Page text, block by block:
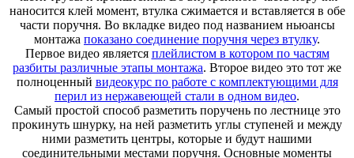
наносится клей момент, втулка сжимается и вставляется в обе
части поручня. Во вкладке видео под названием ньюансы
монтажа показано соединение поручня через втулку.
Первое видео является плейлистом в котором по частям
разбиты различные этапы монтажа. Второе видео это тот же
полноценный видеокурс по работе с комплектующими для
перил из нержавеющей стали в одном видео.
Самый простой способ разметить поручень по лестнице это
прокинуть шнурку, на ней разметить углы ступеней и между
ними разметить центры, которые и будут нашими
соединительными местами поручня. Основные моменты